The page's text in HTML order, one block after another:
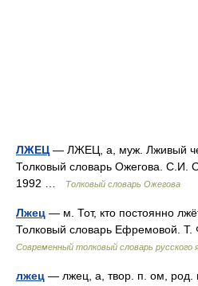
ЛЖЕЦ — ЛЖЕЦ, а, муж. Лживый
Толковый словарь Ожегова.
1992 …
Толковый словарь Ожегова
Лжец — м. Тот, кто постоянно
Толковый словарь Ефремовой.
Современный толковый словарь русского
лжец — лжец, а, твор. п. ом,